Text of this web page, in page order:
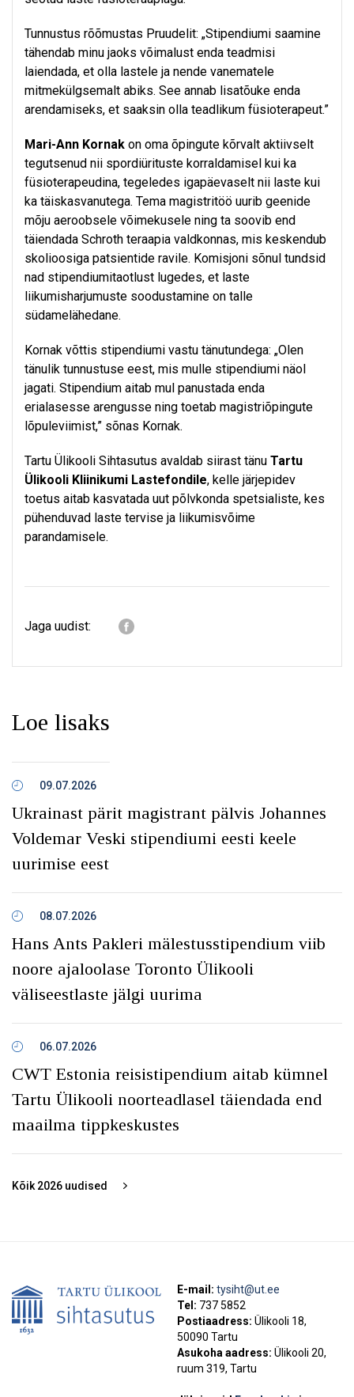
Tunnustus rõõmustas Pruudelit: „Stipendiumi saamine
tähendab minu jaoks võimalust enda teadmisi
laiendada, et olla lastele ja nende vanematele
mitmekülgsemalt abiks. See annab lisatõuke enda
arendamiseks, et saaksin olla teadlikum füsioterapeut.”
Mari-Ann Kornak on oma õpingute kõrvalt aktiivselt
tegutsenud nii spordiürituste korraldamisel kui ka
füsioterapeudina, tegeledes igapäevaselt nii laste kui
ka täiskasvanutega. Tema magistritöö uurib geenide
mõju aeroobsele võimekusele ning ta soovib end
täiendada Schroth teraapia valdkonnas, mis keskendub
skolioosiga patsientide ravile. Komisjoni sõnul tundsid
nad stipendiumitaotlust lugedes, et laste
liikumisharjumuste soodustamine on talle
südamelähedane.
Kornak võttis stipendiumi vastu tänutundega: „Olen
tänulik tunnustuse eest, mis mulle stipendiumi näol
jagati. Stipendium aitab mul panustada enda
erialasesse arengusse ning toetab magistriõpingute
lõpuleviimist,” sõnas Kornak.
Tartu Ülikooli Sihtasutus avaldab siirast tänu Tartu
Ülikooli Kliinikumi Lastefondile, kelle järjepidev
toetus aitab kasvatada uut põlvkonda spetsialiste, kes
pühenduvad laste tervise ja liikumisvõime
parandamisele.
Jaga uudist:
Loe lisaks
09.07.2026
Ukrainast pärit magistrant pälvis Johannes
Voldemar Veski stipendiumi eesti keele
uurimise eest
08.07.2026
Hans Ants Pakleri mälestusstipendium viib
noore ajaloolase Toronto Ülikooli
väliseestlaste jälgi uurima
06.07.2026
CWT Estonia reisistipendium aitab kümnel
Tartu Ülikooli noorteadlasel täiendada end
maailma tippkeskustes
Kõik 2026 uudised
E-mail: tysiht@ut.ee
Tel: 737 5852
Postiaadress: Ülikooli 18,
50090 Tartu
Asukoha aadress: Ülikooli 20,
ruum 319, Tartu